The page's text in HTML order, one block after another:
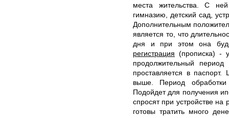
места жительства. С
гимназию, детский сад,
Дополнительным
является то, что
дня и при этом она
регистрация (прописка) -
продолжительный
проставляется в
выше. Период
Подойдет для получения
спросят при устройстве
готовы тратить много